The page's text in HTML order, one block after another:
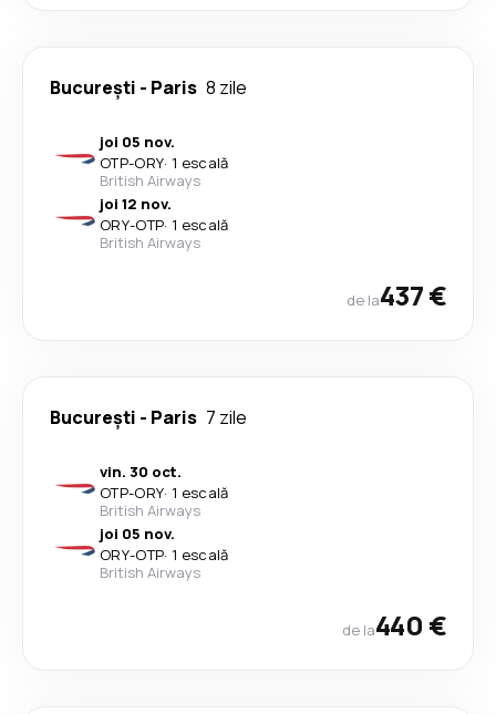
București - Paris 8 zile
joi 05 nov.
OTP-ORY· 1 escală
British Airways
joi 12 nov.
ORY-OTP· 1 escală
British Airways
de la437 €
București - Paris 7 zile
vin. 30 oct.
OTP-ORY· 1 escală
British Airways
joi 05 nov.
ORY-OTP· 1 escală
British Airways
de la440 €